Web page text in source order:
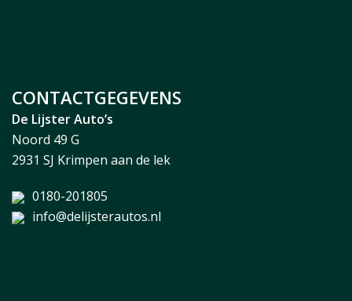
CONTACTGEGEVENS
De Lijster Auto’s
Noord 49 G
2931 SJ Krimpen aan de lek
0180-201805
info@delijsterautos.nl